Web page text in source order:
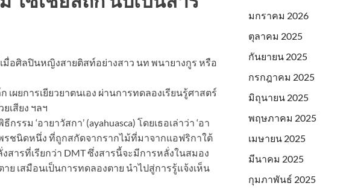
อศิลปินหญิงสายติสท์อย่างสาว นท พนายางกูร หรือ
ผยการเยียวยาตนเอง ผ่านการทดลองเรียนรู้ศาสตร์
เสียง ฯลฯ
รม ‘อายาวัสกา’ (ayahuasca) โดยเธอเล่าว่า ‘อา
รชนิดหนึ่ง ที่ถูกสกัดจากรากไม้ที่มาจากแอฟริกาใต้
ารที่เรียกว่า DMT ซึ่งสารนี้จะมีการหลั่งในสมอง
เสมือนเป็นการทดลองตาย นำไปสู่การรู้แจ้งเห็น
มกราคม 2026
ตุลาคม 2025
กันยายน 2025
กรกฎาคม 2025
มิถุนายน 2025
พฤษภาคม 2025
เมษายน 2025
มีนาคม 2025
กุมภาพันธ์ 2025